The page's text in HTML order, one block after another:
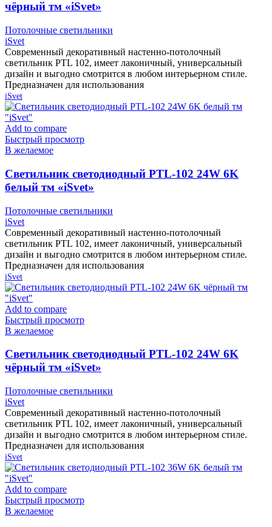
чёрный тм «iSvet»
Потолочные светильники
iSvet
Современный декоративный настенно-потолочный
светильник PTL 102, имеет лаконичный, универсальный
дизайн и выгодно смотрится в любом интерьерном стиле.
Предназначен для использования
iSvet
Add to compare
Быстрый просмотр
В желаемое
Cветильник светодиодный PTL-102 24W 6K
белый тм «iSvet»
Потолочные светильники
iSvet
Современный декоративный настенно-потолочный
светильник PTL 102, имеет лаконичный, универсальный
дизайн и выгодно смотрится в любом интерьерном стиле.
Предназначен для использования
iSvet
Add to compare
Быстрый просмотр
В желаемое
Cветильник светодиодный PTL-102 24W 6K
чёрный тм «iSvet»
Потолочные светильники
iSvet
Современный декоративный настенно-потолочный
светильник PTL 102, имеет лаконичный, универсальный
дизайн и выгодно смотрится в любом интерьерном стиле.
Предназначен для использования
iSvet
Add to compare
Быстрый просмотр
В желаемое